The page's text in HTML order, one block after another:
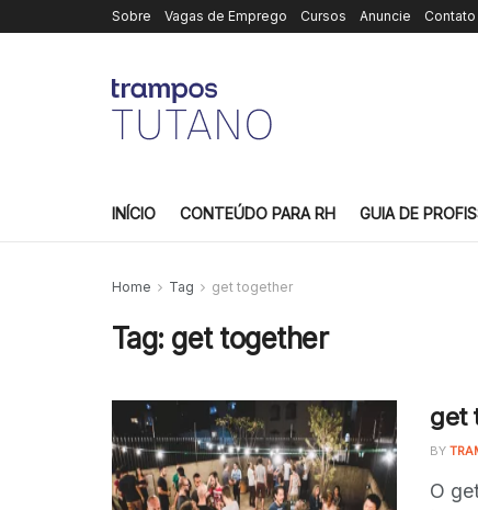
Sobre Vagas de Emprego Cursos Anuncie Contato
INÍCIO CONTEÚDO PARA RH GUIA DE
Home Tag get together
Tag: get together
get
BY
O